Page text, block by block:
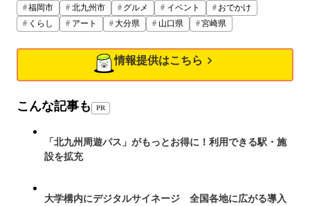
福岡市 北九州市 グルメ イベント
おでかけ
くらし
アート 大分県 山口県 宮崎県
情報提供はこちら
こんな記事も PR
「北九州周遊パス」がもっとお得に！利用できる駅・施
設を拡充
大学構内にデジタルサイネージ 全国各地に広がる導入